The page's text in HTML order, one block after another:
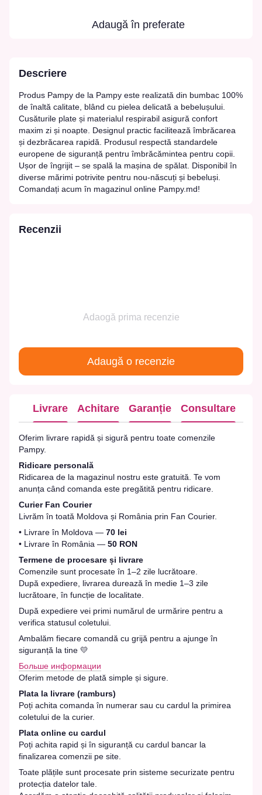
Adaugă în preferate
Descriere
Produs Pampy de la Pampy este realizată din bumbac 100%
de înaltă calitate, blând cu pielea delicată a bebelușului.
Cusăturile plate și materialul respirabil asigură confort
maxim zi și noapte. Designul practic facilitează îmbrăcarea
și dezbrăcarea rapidă. Produsul respectă standardele
europene de siguranță pentru îmbrăcămintea pentru copii.
Ușor de îngrijit – se spală la mașina de spălat. Disponibil în
diverse mărimi potrivite pentru nou-născuți și bebeluși.
Comandați acum în magazinul online Pampy.md!
Recenzii
Adaogă prima recenzie
Adaugă o recenzie
Livrare Achitare Garanție Consultare
Oferim livrare rapidă și sigură pentru toate comenzile
Pampy.
Ridicare personală
Ridicarea de la magazinul nostru este gratuită. Te vom
anunța când comanda este pregătită pentru ridicare.
Curier Fan Courier
Livrăm în toată Moldova și România prin Fan Courier.
• Livrare în Moldova — 70 lei
• Livrare în România — 50 RON
Termene de procesare și livrare
Comenzile sunt procesate în 1–2 zile lucrătoare.
După expediere, livrarea durează în medie 1–3 zile
lucrătoare, în funcție de localitate.
După expediere vei primi numărul de urmărire pentru a
verifica statusul coletului.
Ambalăm fiecare comandă cu grijă pentru a ajunge în
siguranță la tine 💛
Больше информации
Oferim metode de plată simple și sigure.
Plata la livrare (ramburs)
Poți achita comanda în numerar sau cu cardul la primirea
coletului de la curier.
Plata online cu cardul
Poți achita rapid și în siguranță cu cardul bancar la
finalizarea comenzii pe site.
Toate plățile sunt procesate prin sisteme securizate pentru
protecția datelor tale.